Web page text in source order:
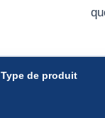
Type de produit